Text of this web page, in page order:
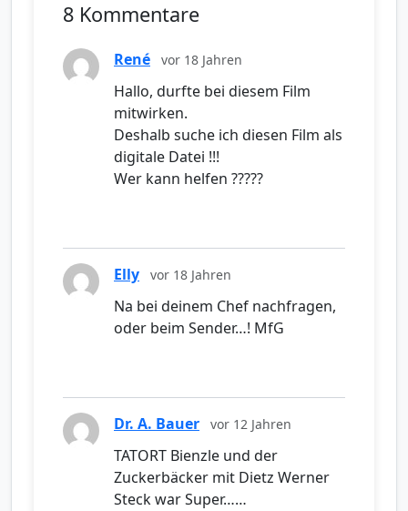
8 Kommentare
René vor 18 Jahren
Hallo, durfte bei diesem Film
mitwirken.
Deshalb suche ich diesen Film als
digitale Datei !!!
Wer kann helfen ?????
Elly vor 18 Jahren
Na bei deinem Chef nachfragen,
oder beim Sender…! MfG
Dr. A. Bauer vor 12 Jahren
TATORT Bienzle und der
Zuckerbäcker mit Dietz Werner
Steck war Super……